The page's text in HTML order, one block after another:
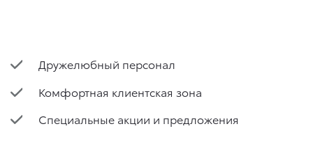
Дружелюбный персонал
Комфортная клиентская зона
Специальные акции и предложения